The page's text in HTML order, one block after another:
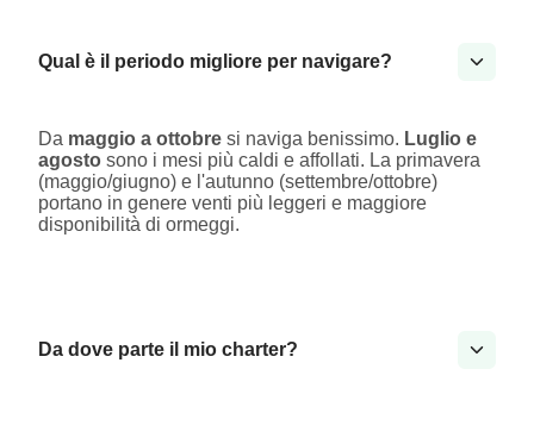
Qual è il periodo migliore per navigare?
Da maggio a ottobre si naviga benissimo. Luglio e
agosto sono i mesi più caldi e affollati. La primavera
(maggio/giugno) e l'autunno (settembre/ottobre)
portano in genere venti più leggeri e maggiore
disponibilità di ormeggi.
Da dove parte il mio charter?